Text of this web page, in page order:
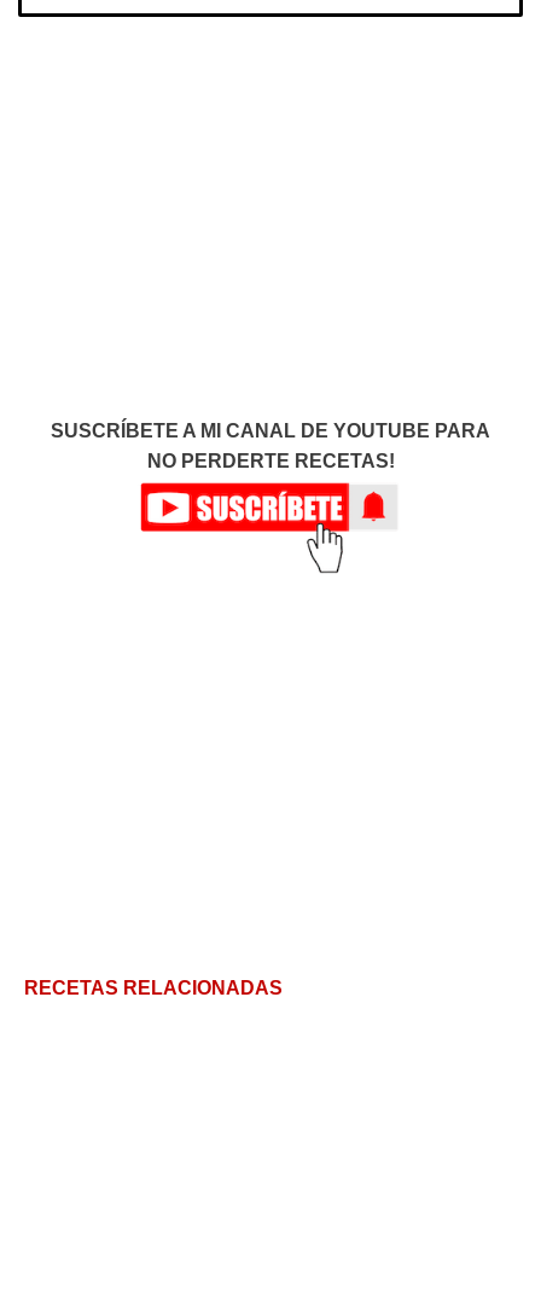
SUSCRÍBETE A MI CANAL DE YOUTUBE PARA
NO PERDERTE RECETAS!
RECETAS RELACIONADAS